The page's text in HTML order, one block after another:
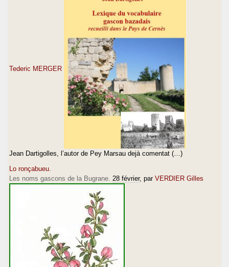
Tederic MERGER
Jean Dartigolles, l’autor de Pey Marsau dejà comentat (…)
Lo ronçabueu.
Les noms gascons de la Bugrane. 28 février, par VERDIER Gilles